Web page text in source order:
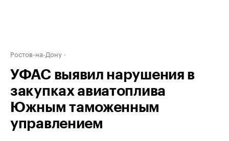
Ростов-на-Дону
УФАС выявил нарушения в
закупках авиатоплива
Южным таможенным
управлением